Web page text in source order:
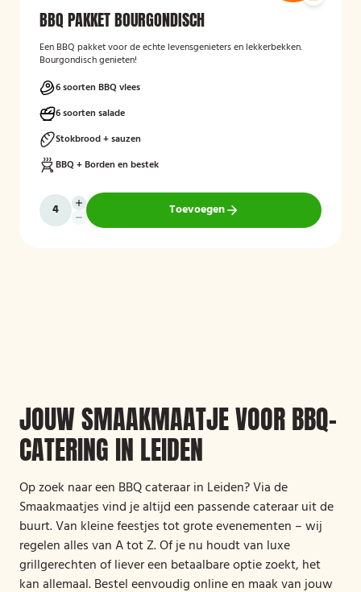
BBQ PAKKET BOURGONDISCH
Een BBQ pakket voor de echte levensgenieters en lekkerbekken.
Bourgondisch genieten!
6 soorten BBQ vlees
6 soorten salade
Stokbrood + sauzen
BBQ + Borden en bestek
Toevoegen
JOUW SMAAKMAATJE VOOR BBQ-
CATERING IN LEIDEN
Op zoek naar een BBQ cateraar in Leiden? Via de
Smaakmaatjes vind je altijd een passende cateraar uit de
buurt. Van kleine feestjes tot grote evenementen – wij
regelen alles van A tot Z. Of je nu houdt van luxe
grillgerechten of liever een betaalbare optie zoekt, het
kan allemaal. Bestel eenvoudig online en maak van jouw